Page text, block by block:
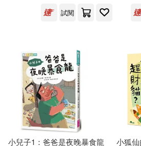
陳正治(2) 陳雅慧(2)
(宋) 王安石 撰(1)
中國社會科學院考古研究所(1)
中華書局編輯部編(1)
高等教育出版社(2)
三晉出版社(1)
上海三聯書店(1)
上海交通大學出版社(1)
上海大學出版社(1)
試閱
小兒子1：爸爸是夜晚暴食龍
小狐